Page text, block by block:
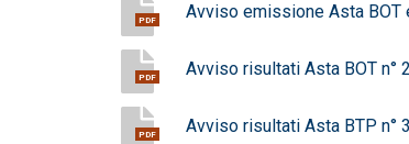
PDF Avviso emissione Asta
PDF Avviso risultati Asta BOT
PDF Avviso risultati Asta BTP